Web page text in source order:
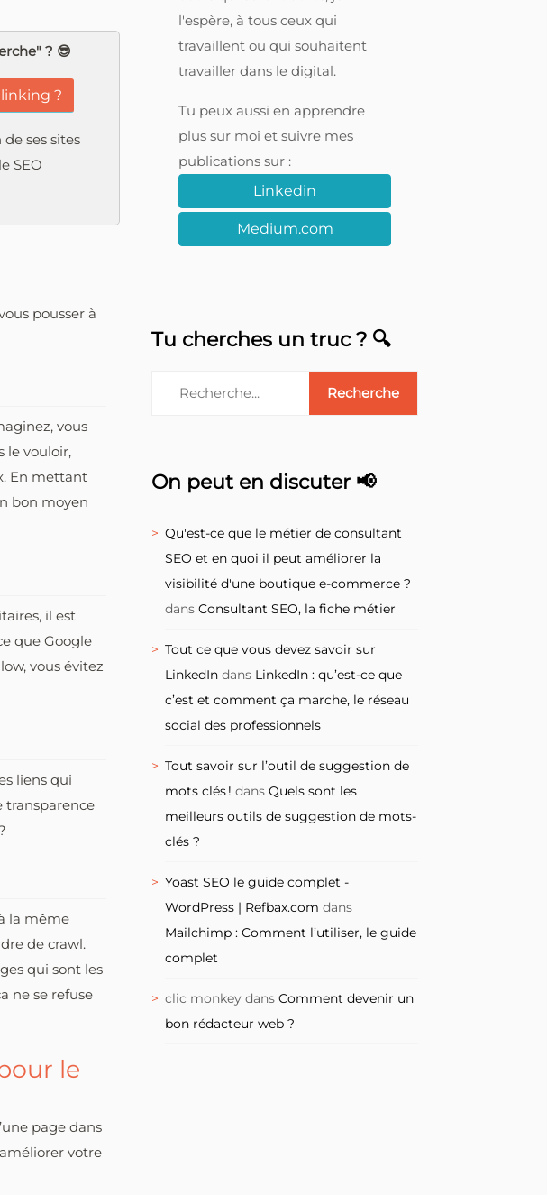
? 😎
?
ses sites
SEO
pousser à
vous
le vouloir,
En mettant
bon moyen
il est
que Google
vous évitez
liens qui
transparence
la même
de crawl.
qui sont les
ne se refuse
le
page dans
votre
l'espère, à tous ceux qui
travaillent ou qui souhaitent
travailler dans le digital.
Tu peux aussi en apprendre
plus sur moi et suivre mes
publications sur :
Linkedin
Medium.com
Tu cherches un truc ? 🔍
On peut en discuter 📢
Qu'est-ce que le métier de consultant
SEO et en quoi il peut améliorer la
visibilité d'une boutique e-commerce ?
dansConsultant SEO, la fiche métier
Tout ce que vous devez savoir sur
LinkedIn dans LinkedIn : qu’est-ce que
c’est et comment ça marche, le réseau
social des professionnels
Tout savoir sur l’outil de suggestion de
mots clés ! dansQuels sont les
meilleurs outils de suggestion de mots-
clés ?
Yoast SEO le guide complet -
WordPress | Refbax.com dans
Mailchimp : Comment l’utiliser, le guide
complet
clic monkey dansComment devenir un
bon rédacteur web ?